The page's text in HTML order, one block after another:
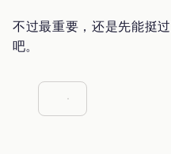
不过最重要，还是先能挺
吧。